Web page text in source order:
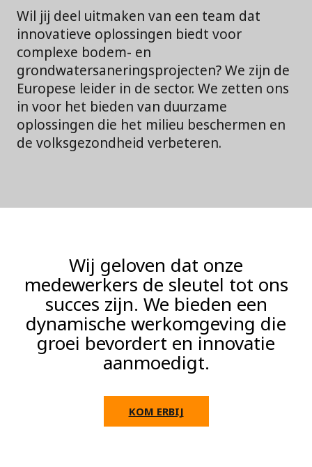
Wil jij deel uitmaken van een team dat
innovatieve oplossingen biedt voor
complexe bodem- en
grondwatersaneringsprojecten? We zijn de
Europese leider in de sector. We zetten ons
in voor het bieden van duurzame
oplossingen die het milieu beschermen en
de volksgezondheid verbeteren.
Wij geloven dat onze
medewerkers de sleutel tot ons
succes zijn. We bieden een
dynamische werkomgeving die
groei bevordert en innovatie
aanmoedigt.
KOM ERBIJ